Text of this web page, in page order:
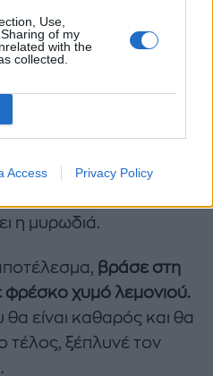
Use,
of my
with the
collected.
Access Privacy Policy
τουρσιών για να
και κομματάκια.
βραστήρα και
στον βραστήρα
η μυρωδιά.
βράσε στη
φρέσκο χυμό λεμονιού.
είναι καθαρός και θα
τέλος, ξέπλυνέ τον